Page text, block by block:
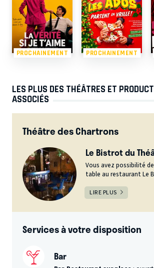
PROCHAINEMENT PROCHAINEMENT
LES PLUS DES THÉÂTRES ET
ASSOCIÉS
Théâtre des Chartrons
Le Bistrot du
Vous avez possibilité
table au restaurant Le
LIRE PLUS
Services à votre disposition
Bar